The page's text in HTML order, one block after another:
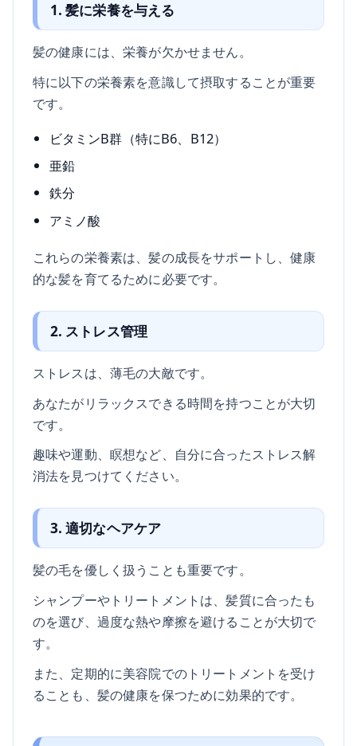
1. 髪に栄養を与える
髪の健康には、栄養が欠かせません。
特に以下の栄養素を意識して摂取することが重要
です。
ビタミンB群（特にB6、B12）
亜鉛
鉄分
アミノ酸
これらの栄養素は、髪の成長をサポートし、健康
的な髪を育てるために必要です。
2. ストレス管理
ストレスは、薄毛の大敵です。
あなたがリラックスできる時間を持つことが大切
です。
趣味や運動、瞑想など、自分に合ったストレス解
消法を見つけてください。
3. 適切なヘアケア
髪の毛を優しく扱うことも重要です。
シャンプーやトリートメントは、髪質に合ったも
のを選び、過度な熱や摩擦を避けることが大切で
す。
また、定期的に美容院でのトリートメントを受け
ることも、髪の健康を保つために効果的です。